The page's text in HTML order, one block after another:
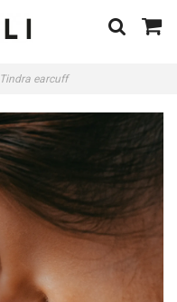
Tindra earcuff